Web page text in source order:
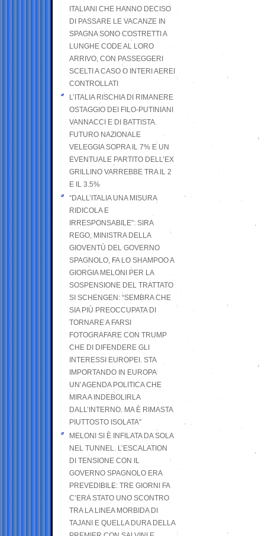
ITALIANI CHE HANNO DECISO
DI PASSARE LE VACANZE IN
SPAGNA SONO COSTRETTI A
LUNGHE CODE AL LORO
ARRIVO, CON PASSEGGERI
SCELTI A CASO O INTERI AEREI
CONTROLLATI
L’ITALIA RISCHIA DI RIMANERE
OSTAGGIO DEI FILO-PUTINIANI
VANNACCI E DI BATTISTA.
FUTURO NAZIONALE
VELEGGIA SOPRA IL 7% E UN
EVENTUALE PARTITO DELL’EX
GRILLINO VARREBBE TRA IL 2
E IL 3.5%
“DALL’ITALIA UNA MISURA
RIDICOLA E
IRRESPONSABILE”: SIRA
REGO, MINISTRA DELLA
GIOVENTÙ DEL GOVERNO
SPAGNOLO, FA LO SHAMPOO A
GIORGIA MELONI PER LA
SOSPENSIONE DEL TRATTATO
SI SCHENGEN: “SEMBRA CHE
SIA PIÙ PREOCCUPATA DI
TORNARE A FARSI
FOTOGRAFARE CON TRUMP
CHE DI DIFENDERE GLI
INTERESSI EUROPEI. STA
IMPORTANDO IN EUROPA
UN’AGENDA POLITICA CHE
MIRA A INDEBOLIRLA
DALL’INTERNO. MA È RIMASTA
PIUTTOSTO ISOLATA”
MELONI SI È INFILATA DA SOLA
NEL TUNNEL. L’ESCALATION
DI TENSIONE CON IL
GOVERNO SPAGNOLO ERA
PREVEDIBILE: TRE GIORNI FA
C’ERA STATO UNO SCONTRO
TRA LA LINEA MORBIDA DI
TAJANI E QUELLA DURA DELLA